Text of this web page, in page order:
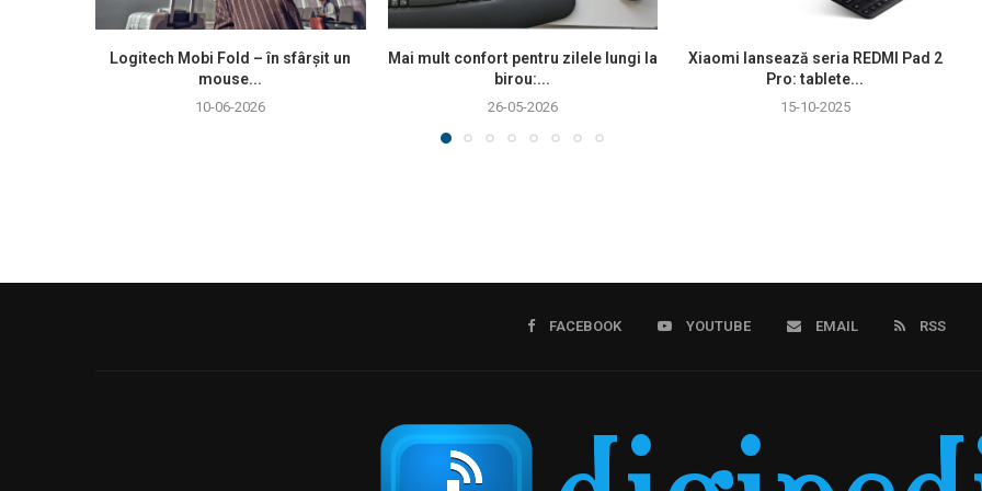
Logitech Mobi Fold – în sfârșit un
mouse...
10-06-2026
Mai mult confort pentru zilele lungi la
birou:...
26-05-2026
Xiaomi lansează seria REDMI Pad 2
Pro: tablete...
15-10-2025
FACEBOOK YOUTUBE EMAIL RSS